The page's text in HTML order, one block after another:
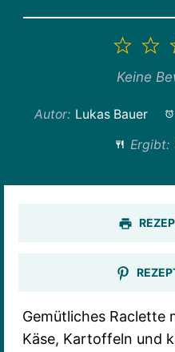
2
1
Keine
Autor: Lukas Bauer
Ergibt:
Gemütliches Raclette
Käse, Kartoffeln und